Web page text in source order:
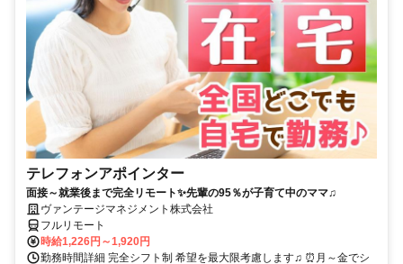
テレフォンアポインター
面接～就業後まで完全リモート✨先輩の95％が子育て中のママ♫
ヴァンテージマネジメント株式会社
フルリモート
時給1,226円～1,920円
勤務時間詳細 完全シフト制 希望を最大限考慮します♫ ⏰月～金でシ